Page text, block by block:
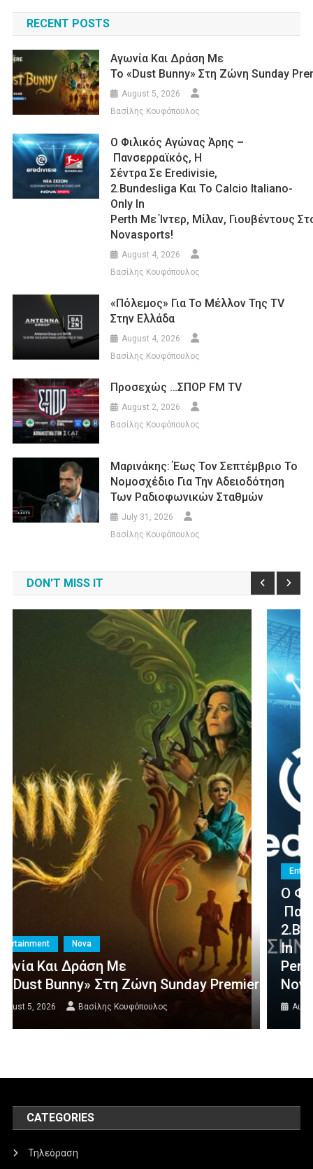
RECENT POSTS
Αγωνία Και Δράση Με
Το «Dust Bunny» Στη Ζώνη Sunday
August 5, 2026
Βασίλης Κουφόπουλος
Ο Φιλικός Αγώνας Άρης –
Πανσερραϊκός, Η
Σέντρα Σε Eredivisie,
2.Bundesliga Και Το Calcio Italiano-
Only In
Perth Με Ίντερ, Μίλαν, Γιουβέντους
Novasports!
August 4, 2026
Βασίλης Κουφόπουλος
«Πόλεμος» Για Το Μέλλον Της TV
Στην Ελλάδα
August 4, 2026
Βασίλης Κουφόπουλος
Προσεχώς …ΣΠΟΡ FM TV
August 2, 2026
Βασίλης Κουφόπουλος
Μαρινάκης: Έως Τον Σεπτέμβριο Το
Νομοσχέδιο Για Την Αδειοδότηση
Των Ραδιοφωνικών Σταθμών
July 31, 2026
Βασίλης Κουφόπουλος
DON'T MISS IT
Της Nova!
Entertainment
Ο Φιλικός Αγώνας Άρης –
Πανσερραϊκός, Η Σέντρα Σε Eredivisie,
2.Bundesliga Και Το Calcio Italiano-Only
In
Perth Με Ίντερ, Μίλαν, Γιουβέντους Στο
Novasports!
August 4, 2026 Βασίλης Κουφόπουλος
CATEGORIES
Τηλεόραση